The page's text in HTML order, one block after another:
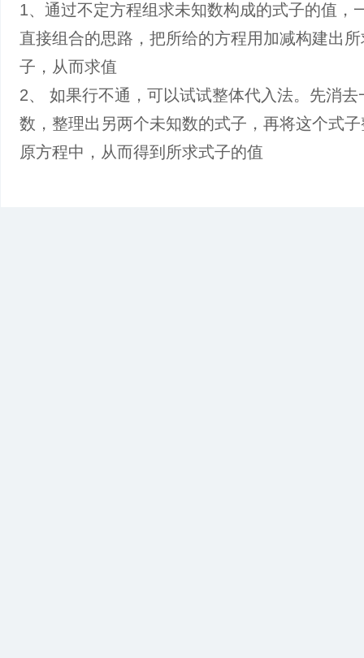
1、通过不定方程组求未知数构成的式子的值，
直接组合的思路，把所给的方程用加减构建出
子，从而求值
2、 如果行不通，可以试试整体代入法。先消去
数，整理出另两个未知数的式子，再将这个式
原方程中，从而得到所求式子的值